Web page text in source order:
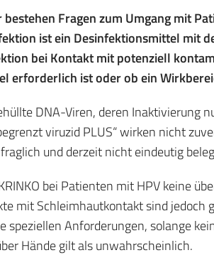
Fragen zum Umgang mit
ist ein Desinfektionsmittel mit
bei Kontakt mit potenziell
erforderlich ist oder ob ein
DNA-Viren, deren
viruzid PLUS“ wirken nicht
und derzeit nicht eindeutig
bei Patienten mit HPV keine
mit Schleimhautkontakt sind
speziellen Anforderungen, solange
Hände gilt als unwahrscheinlich.